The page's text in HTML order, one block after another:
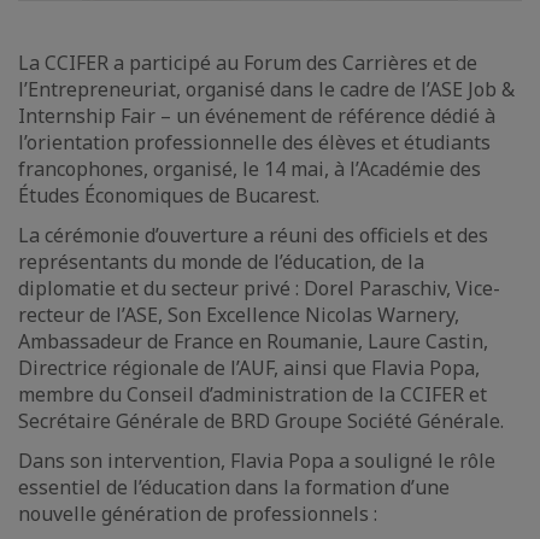
La CCIFER a participé au Forum des Carrières et de
l’Entrepreneuriat, organisé dans le cadre de l’ASE Job &
Internship Fair – un événement de référence dédié à
l’orientation professionnelle des élèves et étudiants
francophones, organisé, le 14 mai, à l’Académie des
Études Économiques de Bucarest.
La cérémonie d’ouverture a réuni des officiels et des
représentants du monde de l’éducation, de la
diplomatie et du secteur privé : Dorel Paraschiv, Vice-
recteur de l’ASE, Son Excellence Nicolas Warnery,
Ambassadeur de France en Roumanie, Laure Castin,
Directrice régionale de l’AUF, ainsi que Flavia Popa,
membre du Conseil d’administration de la CCIFER et
Secrétaire Générale de BRD Groupe Société Générale.
Dans son intervention, Flavia Popa a souligné le rôle
essentiel de l’éducation dans la formation d’une
nouvelle génération de professionnels :